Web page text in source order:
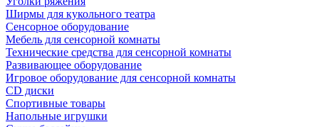
Ширмы для кукольного театра
Сенсорное оборудование
Мебель для сенсорной комнаты
Технические средства для сенсорной комнаты
Развивающее оборудование
Игровое оборудование для сенсорной комнаты
CD диски
Спортивные товары
Напольные игрушки